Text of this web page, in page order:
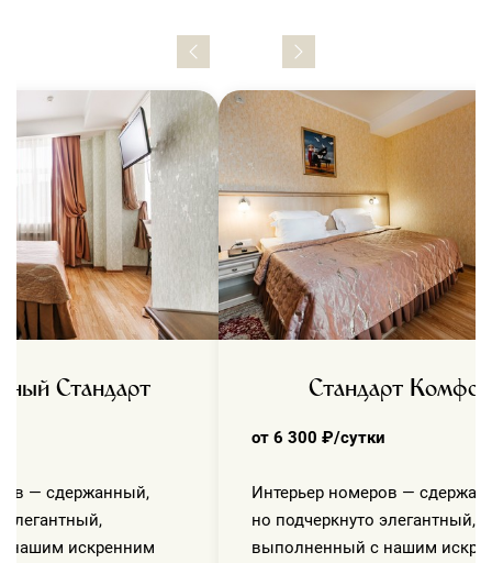
Стандарт
— сдержанный,
элегантный,
нашим искренним
Стандарт
от 6 300 ₽/сутки
Интерьер номеров —
но подчеркнуто элегантный,
выполненный с нашим